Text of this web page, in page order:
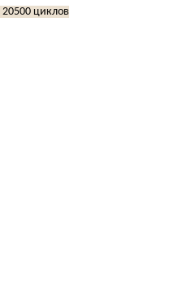
20500 циклов